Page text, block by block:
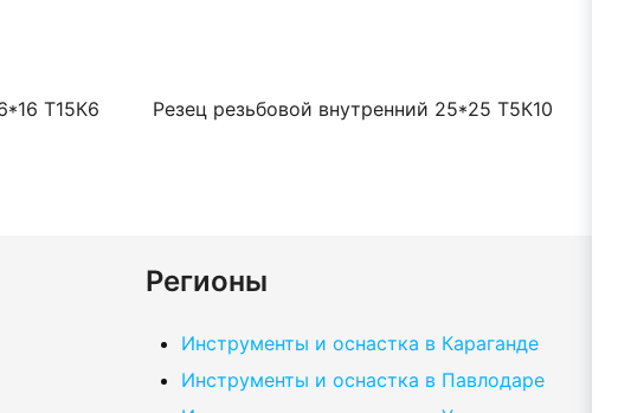
Т15К6 Резец резьбовой внутренний 25*25 Т5К10
Регионы
Инструменты и оснастка в Караганде
Инструменты и оснастка в Павлодаре